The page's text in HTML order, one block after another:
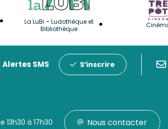
La LuBi – Ludothèque et
Bibliothèque
Alertes SMS S’inscrire
13h30 à 17h30
Nous contacter